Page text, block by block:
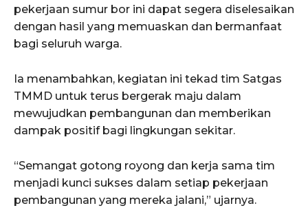
pekerjaan sumur bor ini dapat segera diselesaikan
dengan hasil yang memuaskan dan bermanfaat
bagi seluruh warga.
Ia menambahkan, kegiatan ini tekad tim Satgas
TMMD untuk terus bergerak maju dalam
mewujudkan pembangunan dan memberikan
dampak positif bagi lingkungan sekitar.
“Semangat gotong royong dan kerja sama tim
menjadi kunci sukses dalam setiap pekerjaan
pembangunan yang mereka jalani,” ujarnya.